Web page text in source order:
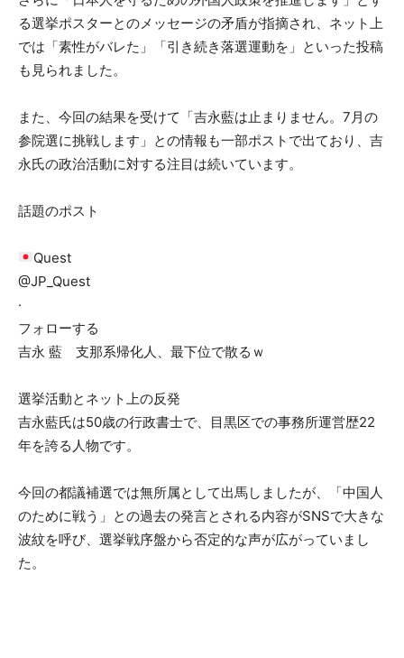
る選挙ポスターとのメッセージの矛盾が指摘され、ネット上
では「素性がバレた」「引き続き落選運動を」といった投稿
も見られました。
また、今回の結果を受けて「吉永藍は止まりません。7月の
参院選に挑戦します」との情報も一部ポストで出ており、吉
永氏の政治活動に対する注目は続いています。
話題のポスト
Quest
@JP_Quest
·
フォローする
吉永 藍 支那系帰化人、最下位で散るｗ
選挙活動とネット上の反発
吉永藍氏は50歳の行政書士で、目黒区での事務所運営歴22
年を誇る人物です。
今回の都議補選では無所属として出馬しましたが、「中国人
のために戦う」との過去の発言とされる内容がSNSで大きな
波紋を呼び、選挙戦序盤から否定的な声が広がっていまし
た。